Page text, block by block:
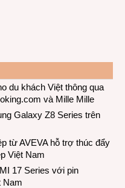
du khách Việt thông qua
và Mille Mille
Galaxy Z8 Series trên
từ AVEVA hỗ trợ thúc đẩy
Việt Nam
17 Series với pin
Nam